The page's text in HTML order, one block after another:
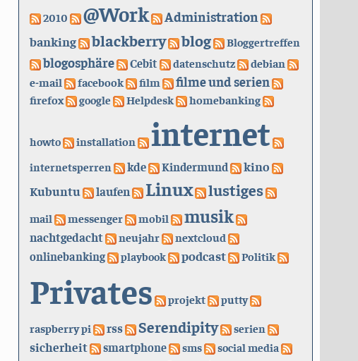
2010 @Work Administration
banking blackberry blog Bloggertreffen
blogosphäre Cebit datenschutz
debian
e-mail
facebook film filme und serien
firefox google Helpdesk homebanking
howto installation internet
internetsperren kde Kindermund
kino
Kubuntu
laufen Linux lustiges
mail messenger mobil musik
nachtgedacht neujahr nextcloud
onlinebanking playbook podcast Politik
Privates projekt putty
raspberry pi rss Serendipity serien
sicherheit smartphone sms
social media